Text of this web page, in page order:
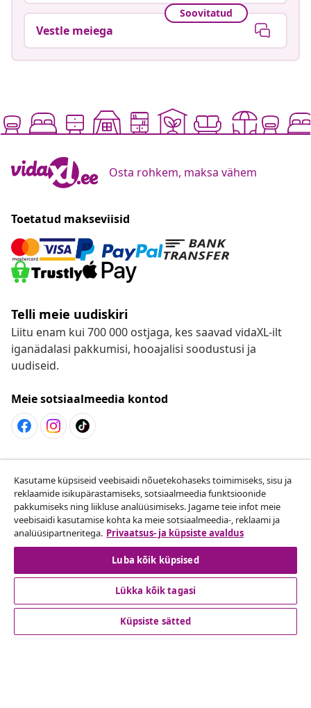
Soovitatud
Vestle meiega
Osta rohkem, maksa vähem
Toetatud makseviisid
Telli meie uudiskiri
Liitu enam kui 700 000 ostjaga, kes saavad vidaXL-ilt
iganädalasi pakkumisi, hooajalisi soodustusi ja
uudiseid.
Meie sotsiaalmeedia kontod
Lepingust taganemine
Esita oma tellimuse kohta tagastamissoov.
Lepingust taganemine
Klienditeenindus
Kasutame küpsiseid veebisaidi nõuetekohaseks toimimiseks, sisu ja
reklaamide isikupärastamiseks, sotsiaalmeedia funktsioonide
pakkumiseks ning liikluse analüüsimiseks. Jagame teie infot meie
veebisaidi kasutamise kohta ka meie sotsiaalmeedia-, reklaami ja
analüüsipartneritega. Privaatsus- ja küpsiste avaldus
Luba kõik küpsised
Lükka kõik tagasi
Küpsiste sätted